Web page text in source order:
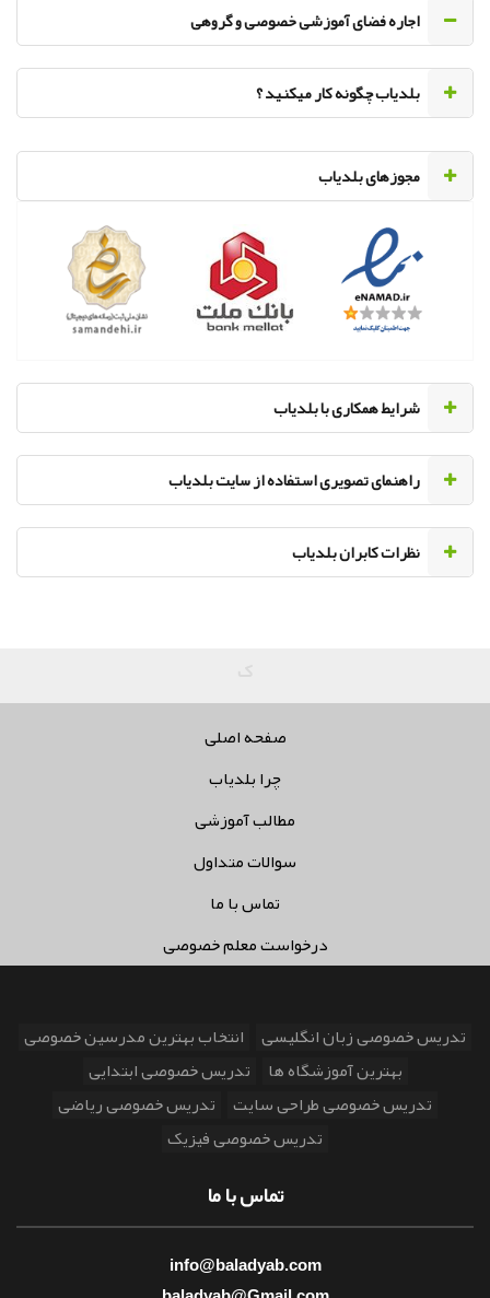
اجاره فضای آموزشی خصوصی و گروهی
‌بلدیاب چگونه کار میکنید ؟
مجوزهای بلدیاب
‌شرایط همکاری با بلدیاب
راهنمای تصویری استفاده از سایت بلدیاب
نظرات کابران بلدیاب
صفحه اصلی
چرا بلدیاب
مطالب آموزشی
سوالات متداول
تماس با ما
درخواست معلم خصوصی
تدریس خصوصی زبان انگلیسی انتخاب بهترین مدرسین خصوصی
بهترین آموزشگاه ها تدریس خصوصی ابتدایی
تدریس خصوصی طراحی سایت تدریس خصوصی ریاضی
تدریس خصوصی فیزیک
تماس با ما
info@baladyab.com